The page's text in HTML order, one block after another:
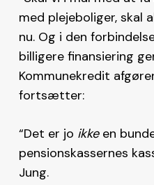
med plejeboliger, skal
nu. Og i den
billigere finansiering
Kommunekredit
fortsætter:
“Det er jo ikkeen
pensionskassernes
Jung.